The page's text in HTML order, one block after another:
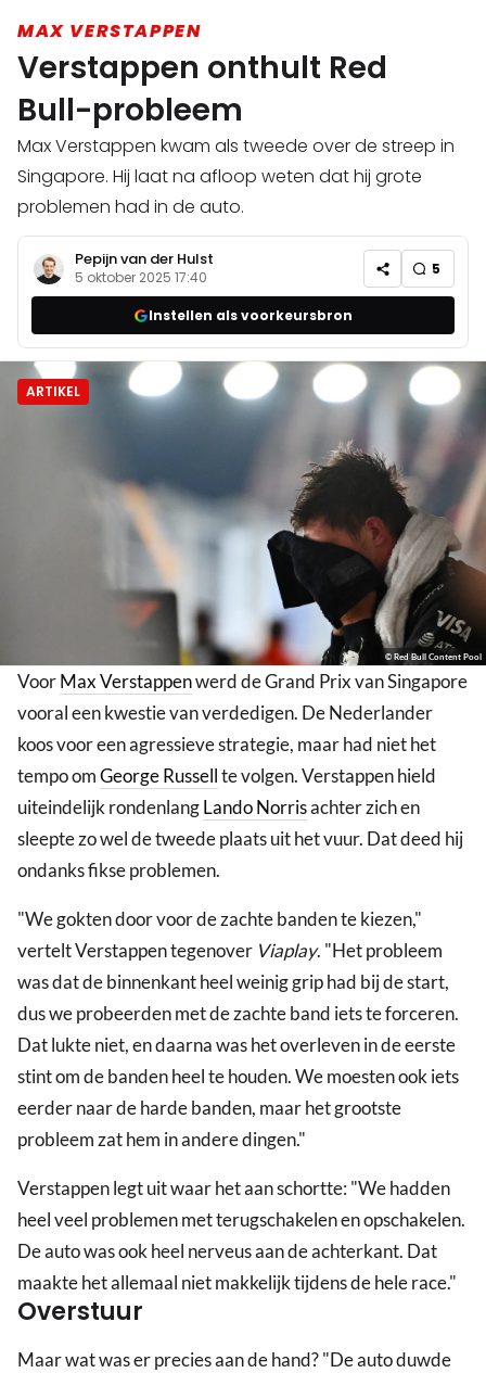
MAX VERSTAPPEN
Verstappen onthult Red
Bull-probleem
Max Verstappen kwam als tweede over de streep in
Singapore. Hij laat na afloop weten dat hij grote
problemen had in de auto.
Pepijn van der Hulst
5 oktober 2025 17:40 5
Instellen als voorkeursbron
ARTIKEL
© Red Bull Content Pool
VoorMax Verstappenwerd de Grand Prix van Singapore
vooral een kwestie van verdedigen. De Nederlander
koos voor een agressieve strategie, maar had niet het
tempo omGeorge Russellte volgen. Verstappen hield
uiteindelijk rondenlangLando Norrisachter zich en
sleepte zo wel de tweede plaats uit het vuur. Dat deed hij
ondanks fikse problemen.
"We gokten door voor de zachte banden te kiezen,"
vertelt Verstappen tegenover Viaplay. "Het probleem
was dat de binnenkant heel weinig grip had bij de start,
dus we probeerden met de zachte band iets te forceren.
Dat lukte niet, en daarna was het overleven in de eerste
stint om de banden heel te houden. We moesten ook iets
eerder naar de harde banden, maar het grootste
probleem zat hem in andere dingen."
Verstappen legt uit waar het aan schortte: "We hadden
heel veel problemen met terugschakelen en opschakelen.
De auto was ook heel nerveus aan de achterkant. Dat
maakte het allemaal niet makkelijk tijdens de hele race."
Overstuur
Maar wat was er precies aan de hand? "De auto duwde